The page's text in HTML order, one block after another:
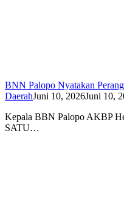
BNN Palopo Nyatakan
DaerahJuni 10, 2026Juni 10,
Kepala BBN Palopo AKBP
SATU…